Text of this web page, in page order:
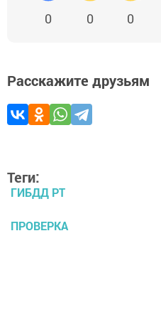
0 0 0
Расскажите друзьям
Теги:
ГИБДД РТ
ПРОВЕРКА